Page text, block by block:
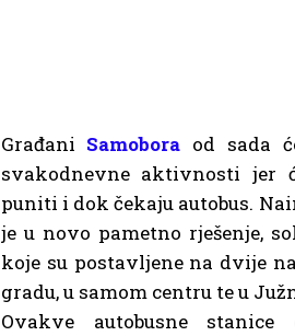
Građani Samobora od sada
svakodnevne aktivnosti jer
puniti i dok čekaju autobus.
je u novo pametno rješenje,
koje su postavljene na dvije
gradu, u samom centru te u
Ovakve autobusne stanice